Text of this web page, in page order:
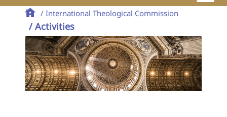
/ International Theological Commission
/ Activities